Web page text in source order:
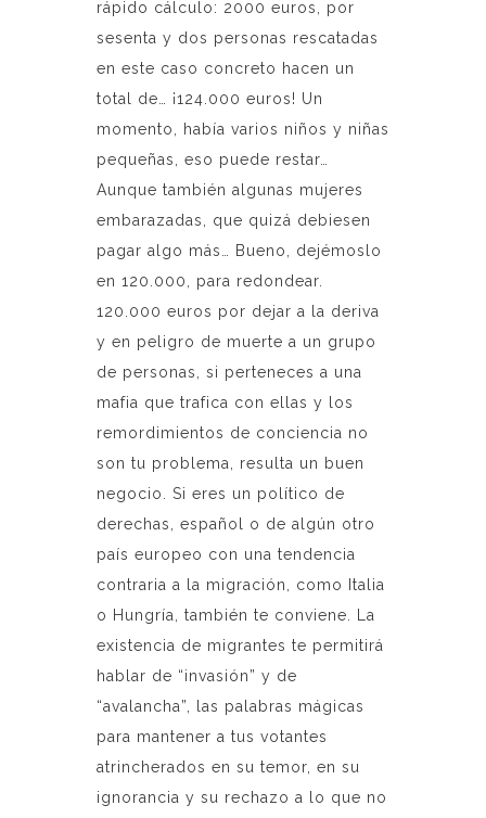
rápido cálculo: 2000 euros, por
sesenta y dos personas rescatadas
en este caso concreto hacen un
total de… ¡124.000 euros! Un
momento, había varios niños y niñas
pequeñas, eso puede restar…
Aunque también algunas mujeres
embarazadas, que quizá debiesen
pagar algo más… Bueno, dejémoslo
en 120.000, para redondear.
120.000 euros por dejar a la deriva
y en peligro de muerte a un grupo
de personas, si perteneces a una
mafia que trafica con ellas y los
remordimientos de conciencia no
son tu problema, resulta un buen
negocio. Si eres un político de
derechas, español o de algún otro
país europeo con una tendencia
contraria a la migración, como Italia
o Hungría, también te conviene. La
existencia de migrantes te permitirá
hablar de “invasión” y de
“avalancha”, las palabras mágicas
para mantener a tus votantes
atrincherados en su temor, en su
ignorancia y su rechazo a lo que no